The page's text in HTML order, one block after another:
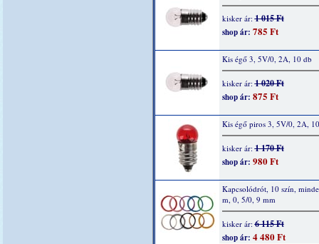
kisker ár:1 015 Ft
shop ár: 785 Ft
Kis égő 3, 5V/0, 2A, 10 db
kisker ár:1 020 Ft
shop ár: 875 Ft
Kis égő piros 3, 5V/0, 2A,
kisker ár:1 170 Ft
shop ár: 980 Ft
Kapcsolódrót, 10 szín,
m, 0, 5/0, 9 mm
kisker ár:6 115 Ft
shop ár: 4 480 Ft